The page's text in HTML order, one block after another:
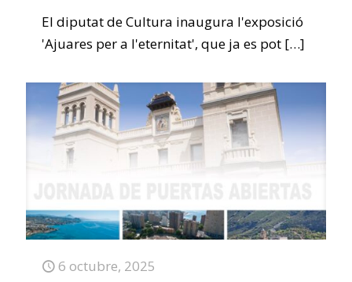
El diputat de Cultura inaugura l'exposició
'Ajuares per a l'eternitat', que ja es pot […]
6 octubre, 2025